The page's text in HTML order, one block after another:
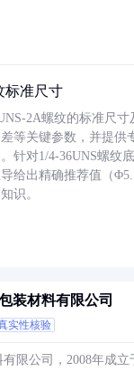
标准尺寸
2A螺纹的标准尺寸
等关键参数，并提供
针对1/4-36UNS螺纹
给出精确推荐值（
识。
装材料有限公司
实性核验
限公司，2008年成立